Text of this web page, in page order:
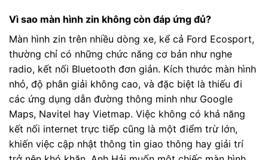
Vì sao màn hình zin không còn đáp ứng đủ?
Màn hình zin trên nhiều dòng xe, kể cả Ford Ecosport,
thường chỉ có những chức năng cơ bản như nghe
radio, kết nối Bluetooth đơn giản. Kích thước màn hình
nhỏ, độ phân giải không cao, và đặc biệt là thiếu đi
các ứng dụng dẫn đường thông minh như Google
Maps, Navitel hay Vietmap. Việc không có khả năng
kết nối internet trực tiếp cũng là một điểm trừ lớn,
khiến việc cập nhật thông tin giao thông hay giải trí